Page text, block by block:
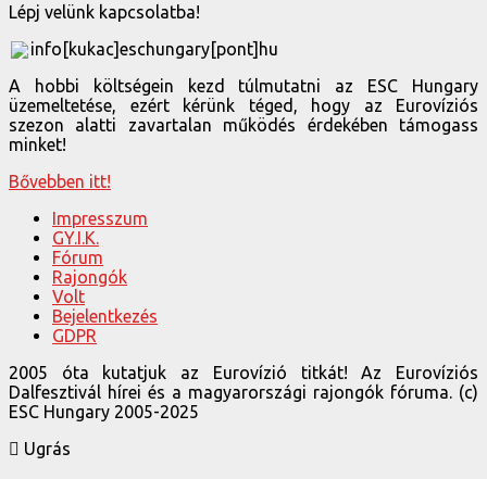
Lépj velünk kapcsolatba!
info[kukac]eschungary[pont]hu
A hobbi költségein kezd túlmutatni az ESC Hungary
üzemeltetése, ezért kérünk téged, hogy az Eurovíziós
szezon alatti zavartalan működés érdekében támogass
minket!
Bővebben itt!
Impresszum
GY.I.K.
Fórum
Rajongók
Volt
Bejelentkezés
GDPR
2005 óta kutatjuk az Eurovízió titkát! Az Eurovíziós
Dalfesztivál hírei és a magyarországi rajongók fóruma. (c)
ESC Hungary 2005-2025
Ugrás